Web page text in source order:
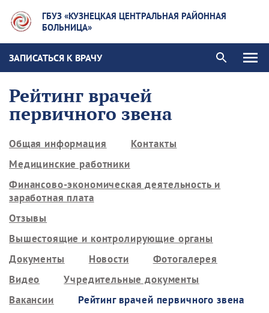
ГБУЗ «КУЗНЕЦКАЯ ЦЕНТРАЛЬНАЯ РАЙОННАЯ
БОЛЬНИЦА»
ЗАПИСАТЬСЯ К ВРАЧУ
Рейтинг врачей
первичного звена
Общая информация
Контакты
Медицинские работники
Финансово-экономическая деятельность и
заработная плата
Отзывы
Вышестоящие и контролирующие органы
Документы
Новости
Фотогалерея
Видео
Учредительные документы
Вакансии
Рейтинг врачей первичного звена